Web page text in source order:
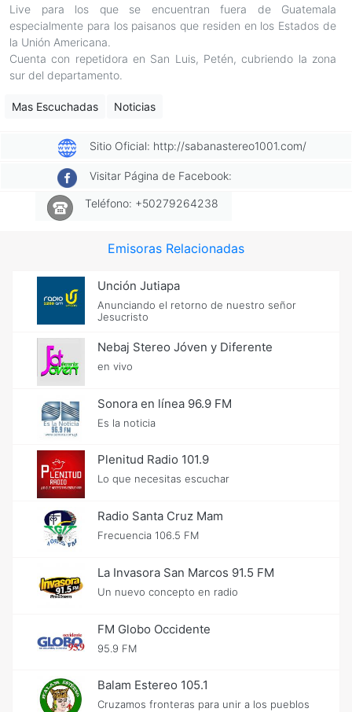
Live para los que se encuentran fuera de Guatemala
especialmente para los paisanos que residen en los Estados de
la Unión Americana.
Cuenta con repetidora en San Luis, Petén, cubriendo la zona
sur del departamento.
Mas Escuchadas Noticias
Sitio Oficial: http://sabanastereo1001.com/
Visitar Página de Facebook:
Teléfono: +50279264238
Emisoras Relacionadas
Unción Jutiapa
Anunciando el retorno de nuestro señor
Jesucristo
Nebaj Stereo Jóven y Diferente
en vivo
Sonora en línea 96.9 FM
Es la noticia
Plenitud Radio 101.9
Lo que necesitas escuchar
Radio Santa Cruz Mam
Frecuencia 106.5 FM
La Invasora San Marcos 91.5 FM
Un nuevo concepto en radio
FM Globo Occidente
95.9 FM
Balam Estereo 105.1
Cruzamos fronteras para unir a los pueblos